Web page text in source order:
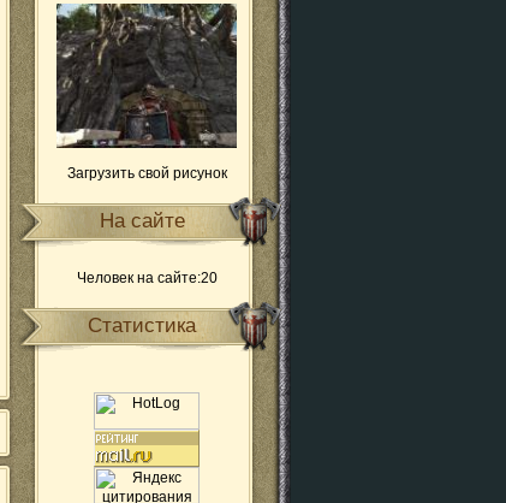
Загрузить свой рисунок
На сайте
Человек на сайте:20
Статистика